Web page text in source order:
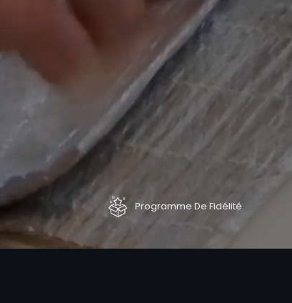
Programme De Fidélité
COMMANDER